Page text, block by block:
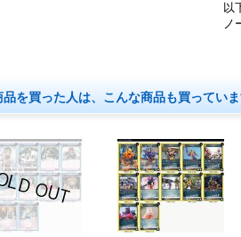
以
ノ
品を買った人は、こんな商品も買ってい